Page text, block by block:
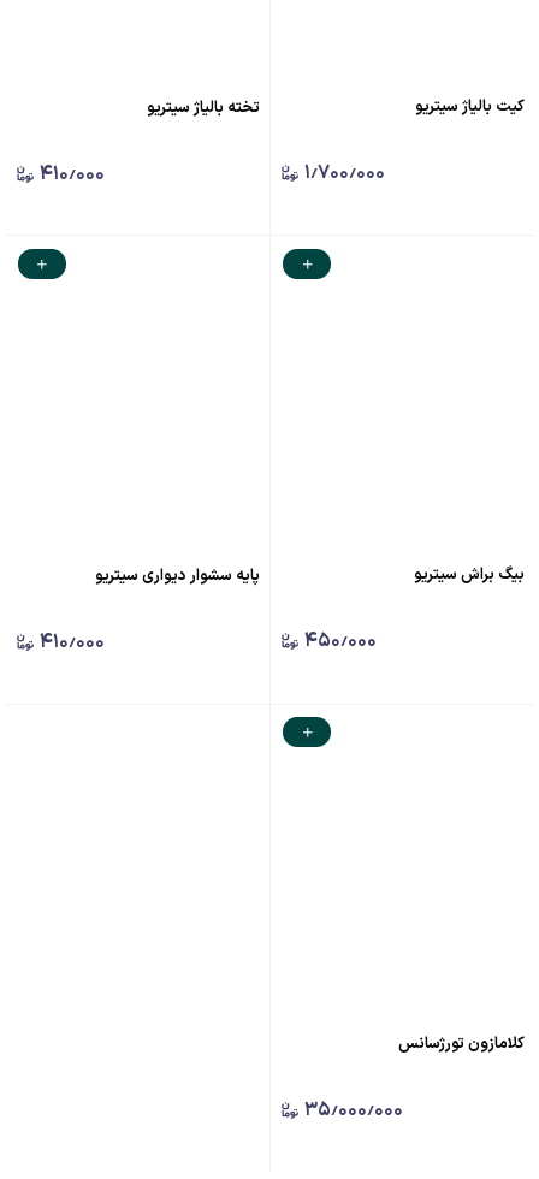
کیت بالیاژ سیتریو
۱٫۷۰۰٫۰۰۰
تخته بالیاژ سیتریو
۴۱۰٫۰۰۰
بیگ براش سیتریو
۴۵۰٫۰۰۰
پایه سشوار دیواری سیتریو
۴۱۰٫۰۰۰
کلامازون تورژسانس
۳۵٫۰۰۰٫۰۰۰